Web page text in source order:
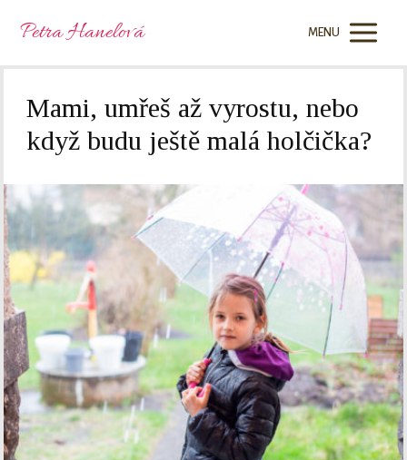
Petra Hanelová MENU
Mami, umřeš až vyrostu, nebo
když budu ještě malá holčička?